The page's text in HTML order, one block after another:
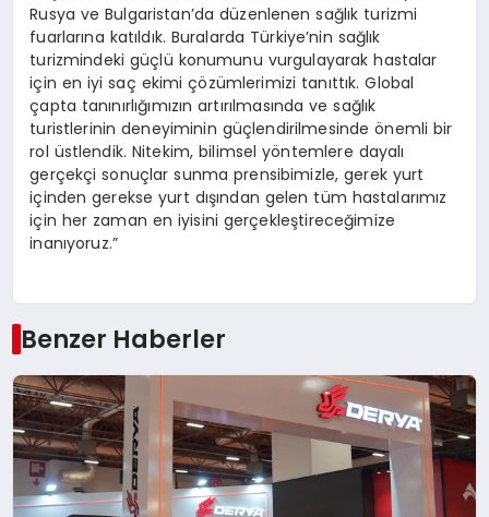
Rusya ve Bulgaristan’da düzenlenen sağlık turizmi
fuarlarına katıldık. Buralarda Türkiye’nin sağlık
turizmindeki güçlü konumunu vurgulayarak hastalar
için en iyi saç ekimi çözümlerimizi tanıttık. Global
çapta tanınırlığımızın artırılmasında ve sağlık
turistlerinin deneyiminin güçlendirilmesinde önemli bir
rol üstlendik. Nitekim, bilimsel yöntemlere dayalı
gerçekçi sonuçlar sunma prensibimizle, gerek yurt
içinden gerekse yurt dışından gelen tüm hastalarımız
için her zaman en iyisini gerçekleştireceğimize
inanıyoruz.”
Benzer Haberler